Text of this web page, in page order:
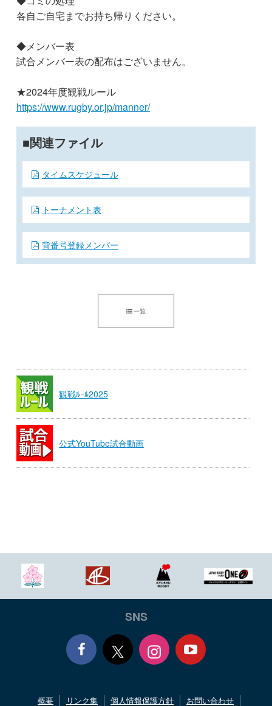
各自ご自宅までお持ち帰りください。
◆メンバー表
試合メンバー表の配布はございません。
★2024年度観戦ルール
https://www.rugby.or.jp/manner/
関連ファイル
タイムスケジュール
トーナメント表
背番号登録メンバー
一覧
観戦ﾙｰﾙ2025
公式YouTube試合動画
SNS
概要 リンク集 個人情報保護方針
お問い合わせ